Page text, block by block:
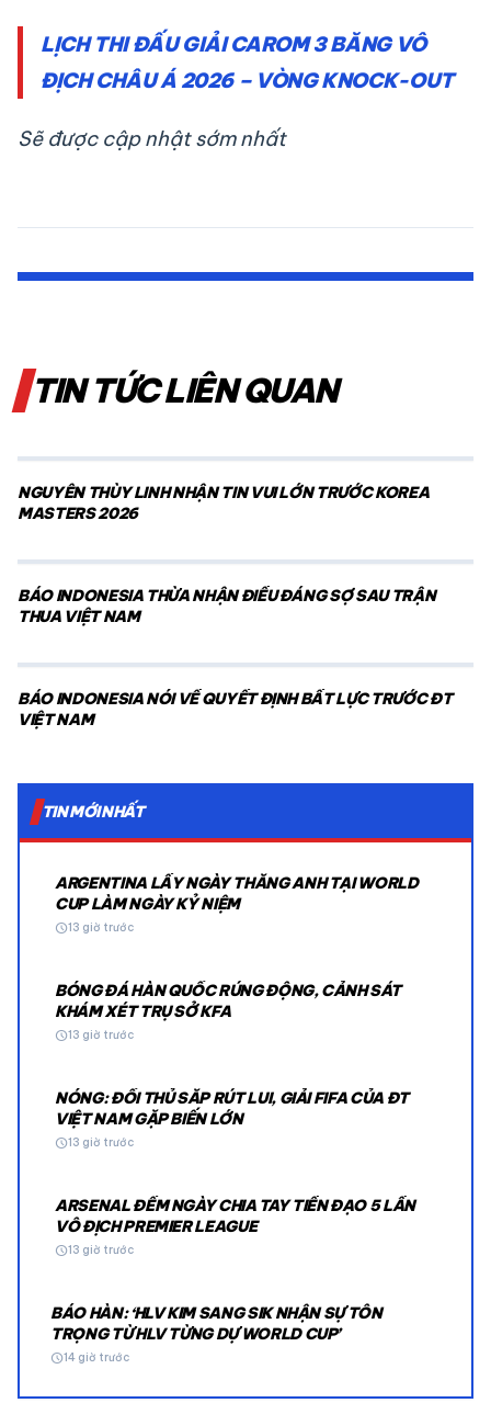
LỊCH THI ĐẤU GIẢI CAROM 3 BĂNG VÔ
ĐỊCH CHÂU Á 2026 – VÒNG KNOCK-OUT
Sẽ được cập nhật sớm nhất
TIN TỨC LIÊN QUAN
NGUYỄN THÙY LINH NHẬN TIN VUI LỚN TRƯỚC KOREA
MASTERS 2026
BÁO INDONESIA THỪA NHẬN ĐIỀU ĐÁNG SỢ SAU TRẬN
THUA VIỆT NAM
BÁO INDONESIA NÓI VỀ QUYẾT ĐỊNH BẤT LỰC TRƯỚC ĐT
VIỆT NAM
TIN MỚI NHẤT
ARGENTINA LẤY NGÀY THẮNG ANH TẠI WORLD
CUP LÀM NGÀY KỶ NIỆM
schedule13 giờ trước
BÓNG ĐÁ HÀN QUỐC RÚNG ĐỘNG, CẢNH SÁT
KHÁM XÉT TRỤ SỞ KFA
schedule13 giờ trước
NÓNG: ĐỐI THỦ SẮP RÚT LUI, GIẢI FIFA CỦA ĐT
VIỆT NAM GẶP BIẾN LỚN
schedule13 giờ trước
ARSENAL ĐẾM NGÀY CHIA TAY TIỀN ĐẠO 5 LẦN
VÔ ĐỊCH PREMIER LEAGUE
schedule13 giờ trước
BÁO HÀN: ‘HLV KIM SANG SIK NHẬN SỰ TÔN
TRỌNG TỪ HLV TỪNG DỰ WORLD CUP’
schedule14 giờ trước